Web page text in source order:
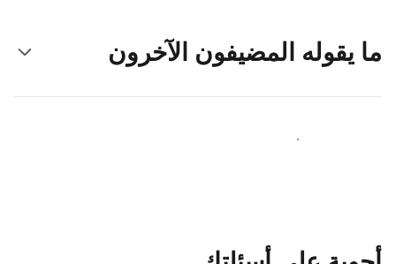
ما يقوله المضيفون الآخرون
انضم إلى مضيفين آخرين